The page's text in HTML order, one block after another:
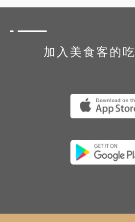
加入美食客的